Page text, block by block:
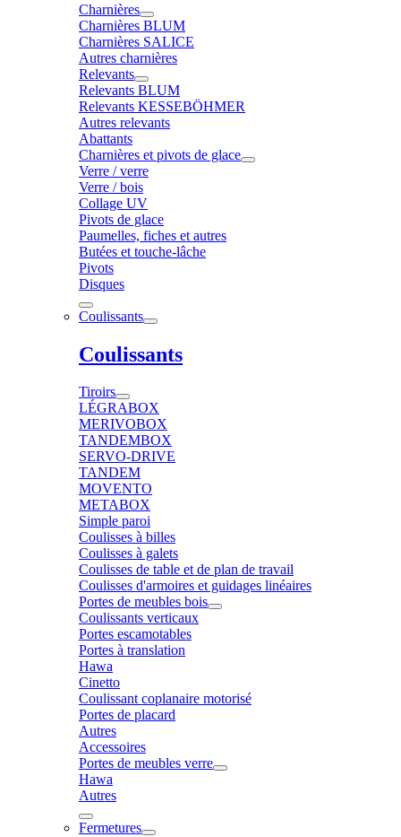
Charnières
Charnières BLUM
Charnières SALICE
Autres charnières
Relevants
Relevants BLUM
Relevants KESSEBÖHMER
Autres relevants
Abattants
Charnières et pivots de glace
Verre / verre
Verre / bois
Collage UV
Pivots de glace
Paumelles, fiches et autres
Butées et touche-lâche
Pivots
Disques
Coulissants
Coulissants
Tiroirs
LÉGRABOX
MERIVOBOX
TANDEMBOX
SERVO-DRIVE
TANDEM
MOVENTO
METABOX
Simple paroi
Coulisses à billes
Coulisses à galets
Coulisses de table et de plan de travail
Coulisses d'armoires et guidages linéaires
Portes de meubles bois
Coulissants verticaux
Portes escamotables
Portes à translation
Hawa
Cinetto
Coulissant coplanaire motorisé
Portes de placard
Autres
Accessoires
Portes de meubles verre
Hawa
Autres
Fermetures